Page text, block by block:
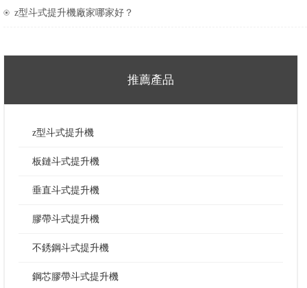
z型斗式提升機廠家哪家好？
推薦產品
z型斗式提升機
板鏈斗式提升機
垂直斗式提升機
膠帶斗式提升機
不銹鋼斗式提升機
鋼芯膠帶斗式提升機